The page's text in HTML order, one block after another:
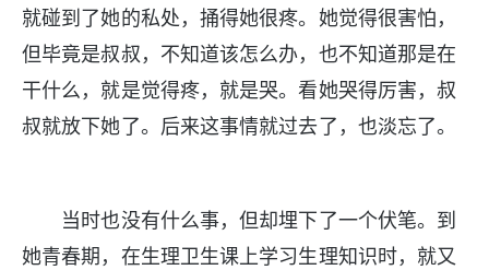
就碰到了她的私处，捅得她很疼。她觉得很害怕，
但毕竟是叔叔，不知道该怎么办，也不知道那是在
干什么，就是觉得疼，就是哭。看她哭得厉害，叔
叔就放下她了。后来这事情就过去了，也淡忘了。
当时也没有什么事，但却埋下了一个伏笔。到
她青春期，在生理卫生课上学习生理知识时，就又